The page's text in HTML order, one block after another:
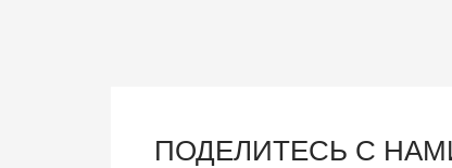
ПОДЕЛИТЕСЬ С